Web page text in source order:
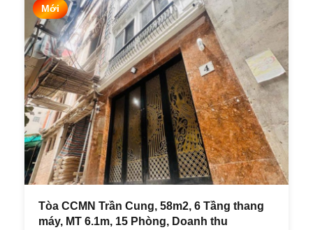
Mới
Tòa CCMN Trần Cung, 58m2, 6 Tầng thang
máy, MT 6.1m, 15 Phòng, Doanh thu